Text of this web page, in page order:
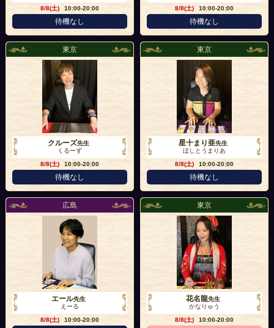
8/8(土)
10:00-20:00
待機なし
8/8(土)
10:00-20:00
待機なし
東京
クルーズ先生
くるーず
8/8(土)
10:00-20:00
待機なし
東京
星十まり亜先生
ほしとうまりあ
8/8(土)
10:00-20:00
待機なし
広島
エール先生
えーる
8/8(土)
10:00-20:00
東京
花名龍先生
かなりゅう
8/8(土)
10:00-20:00